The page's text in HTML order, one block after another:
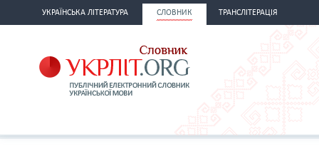
УКРАЇНСЬКА ЛІТЕРАТУРА СЛОВНИК ТРАНСЛІТЕРАЦІЯ